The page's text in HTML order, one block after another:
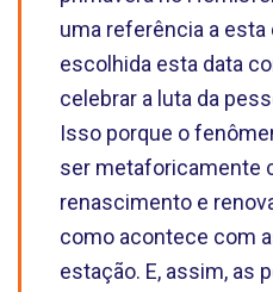
uma referência a
escolhida esta data
celebrar a luta da
Isso porque o
ser metaforicamente
renascimento e
como acontece com
estação. E, assim, as